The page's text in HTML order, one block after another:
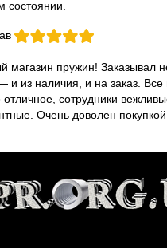
состоянии.
магазин пружин! Заказывал
и из наличия, и на заказ. Все
отличное, сотрудники
Очень доволен